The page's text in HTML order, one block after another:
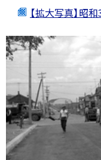
【拡大写真】昭